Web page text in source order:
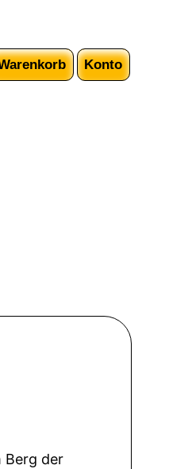
Konto
Berg der